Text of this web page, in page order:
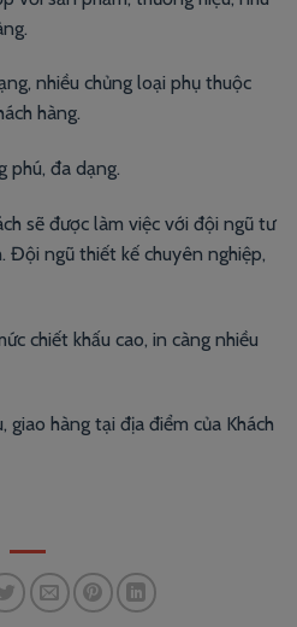
nhiều chủng loại phụ thuộc
hàng.
phú, đa dạng.
sẽ được làm việc với đội ngũ tư
Đội ngũ thiết kế chuyên nghiệp,
chiết khấu cao, in càng nhiều
hàng tại địa điểm của Khách